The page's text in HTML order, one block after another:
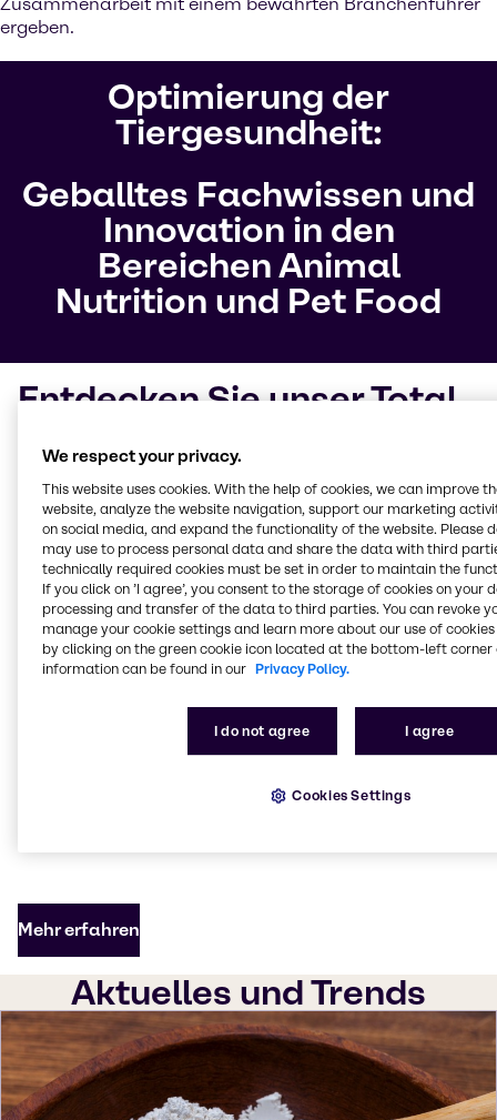
ergeben.
Optimierung der
Tiergesundheit:
Geballtes Fachwissen und
Innovation in den
Bereichen Animal
Nutrition und Pet Food
Entdecken Sie unser Total
Mit demZiel, Futter mit geringerem
Medikamenteneinsatz zu produzieren, haben wir
unser Total Concept entwickelt. Dadurch können wir
die ernährungsphysiologischen Bedarfe der Tiere
besser bestimmen und gleichzeitig
maßgeschneiderte Lösungen für spezifische
Probleme anbieten. Das Total Conceptdeckt vier
Schlüsselbereiche ab. Es enthält mehrere Produkte,
die einzeln oder in Kombination verwendet werden
und das Wohlbefinden der Tiere ausgerichtet sind.
Zusammenarbeit mit Universitäten und
Mehr erfahren
Aktuelles und Trends
We respect your privacy.
This website uses cookies. With the help of cookies, we can improve
website, analyze the website navigation, support our marketing
on social media, and expand the functionality of the website. Please
may use to process personal data and share the data with third
technically required cookies must be set in order to maintain the
If you click on ’I agree’, you consent to the storage of cookies on your
processing and transfer of the data to third parties. You can revoke
manage your cookie settings and learn more about our use of cookies
by clicking on the green cookie icon located at the bottom-left corner
information can be found in our Privacy Policy.
I do not agree I agree
Cookies Settings